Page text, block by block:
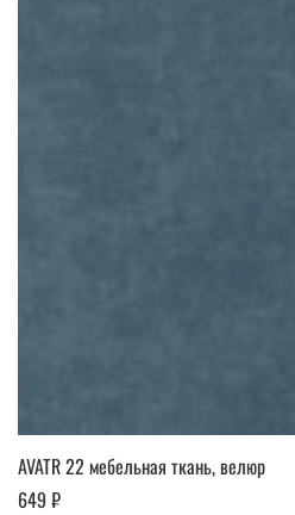
AVATR 22 мебельная ткань, велюр
649 ₽